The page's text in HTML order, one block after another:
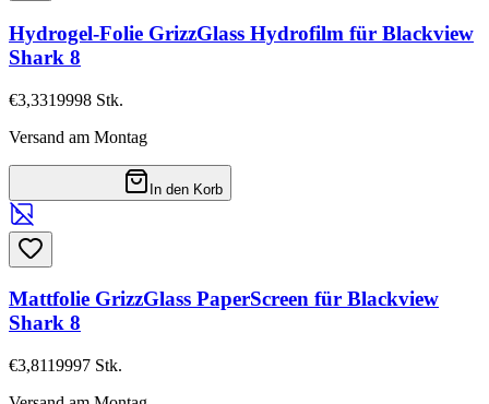
Hydrogel-Folie GrizzGlass Hydrofilm für Blackview
Shark 8
€3,3319998 Stk.
Versand am Montag
In den Korb
Mattfolie GrizzGlass PaperScreen für Blackview
Shark 8
€3,8119997 Stk.